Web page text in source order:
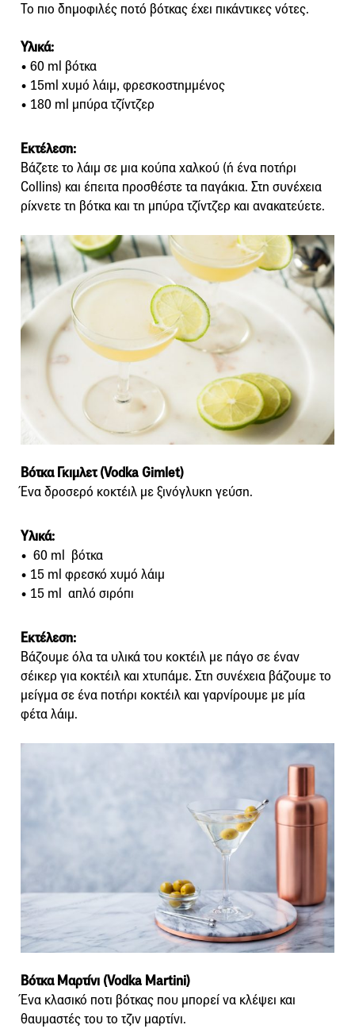
Το πιο δημοφιλές ποτό βότκας έχει πικάντικες νότες.
Υλικά:
• 60 ml βότκα
• 15ml χυμό λάιμ, φρεσκοστημμένος
• 180 ml μπύρα τζίντζερ
Εκτέλεση:
Bάζετε το λάιμ σε μια κούπα χαλκού (ή ένα ποτήρι
Collins) και έπειτα προσθέστε τα παγάκια. Στη συνέχεια
ρίχνετε τη βότκα και τη μπύρα τζίντζερ και ανακατεύετε.
Bότκα Γκιμλετ (Vodka Gimlet)
Ένα δροσερό κοκτέιλ με ξινόγλυκη γεύση.
Yλικά:
• 60 ml βότκα
• 15 ml φρεσκό χυμό λάιμ
• 15 ml απλό σιρόπι
Εκτέλεση:
Βάζουμε όλα τα υλικά του κοκτέιλ με πάγο σε έναν
σέικερ για κοκτέιλ και χτυπάμε. Στη συνέχεια βάζουμε το
μείγμα σε ένα ποτήρι κοκτέιλ και γαρνίρουμε με μία
φέτα λάιμ.
Βότκα Μαρτίνι (Vodka Martini)
Ένα κλασικό ποτι βότκας που μπορεί να κλέψει και
θαυμαστές του το τζιν μαρτίνι.